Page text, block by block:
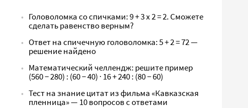
Головоломка со спичками: 9 + 3 х 2 = 2. Сможете
сделать равенство верным?
Ответ на спичечную головоломка: 5 + 2 = 72 —
решение найдено
Математический челлендж: решите пример
(560 − 280) : (60 − 40) · 16 + 240 : (80 − 60)
Тест на знание цитат из фильма «Кавказская
пленница» — 10 вопросов с ответами